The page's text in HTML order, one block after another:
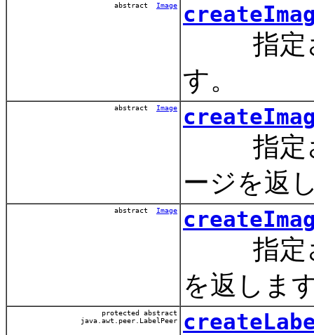
abstract Image
指定さ
す。
abstract Image
指定さ
ージを返
abstract Image
指定さ
を返しま
protected abstract
java.awt.peer.LabelPeer